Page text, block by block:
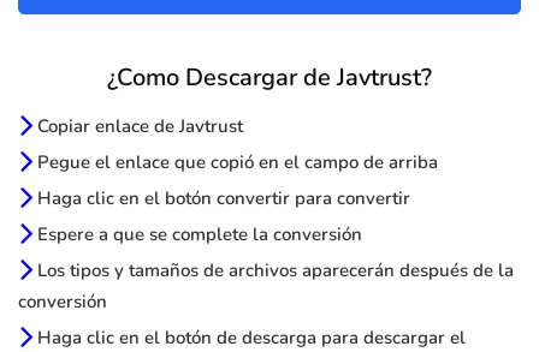
¿Como Descargar de Javtrust?
Copiar enlace de Javtrust
Pegue el enlace que copió en el campo de arriba
Haga clic en el botón convertir para convertir
Espere a que se complete la conversión
Los tipos y tamaños de archivos aparecerán después de la
conversión
Haga clic en el botón de descarga para descargar el